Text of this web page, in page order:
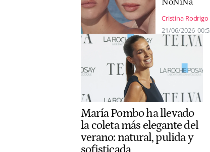
NoNiNá
Cristina Rodrigo
21/06/2026
María Pombo ha llevado
la coleta más elegante del
verano: natural, pulida y